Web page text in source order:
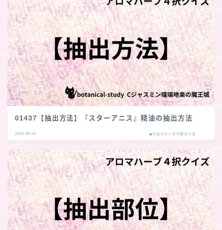
01437【抽出方法】『スターアニス』精油の抽出方法
2026.08.04 ■アロマハーブ４択クイズ